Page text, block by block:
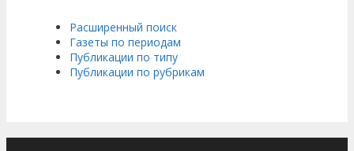
Расширенный поиск
Газеты по периодам
Публикации по типу
Публикации по рубрикам